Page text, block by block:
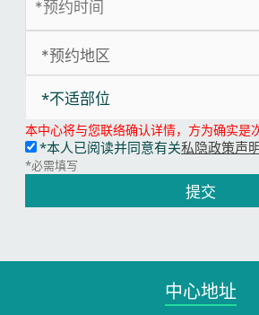
*不适部位
本中心将与您联络确认详情，方为确实是
*本人已阅读并同意有关私隐政策声明
*必需填写
提交
中心地址​